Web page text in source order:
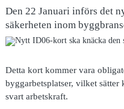
Den 22 Januari införs det
säkerheten inom
Detta kort kommer vara
byggarbetsplatser, vilket
svart arbetskraft.